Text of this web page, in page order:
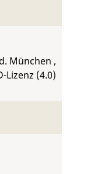
München ,
Lizenz (4.0)